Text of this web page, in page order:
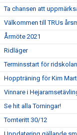
Ta chansen att
Välkommen till TRUs
Årmöte 2021
Ridläger
Terminsstart för
Hoppträning för Kim
Vinnare i
Se hit alla Torningar!
Tomteritt 30/12